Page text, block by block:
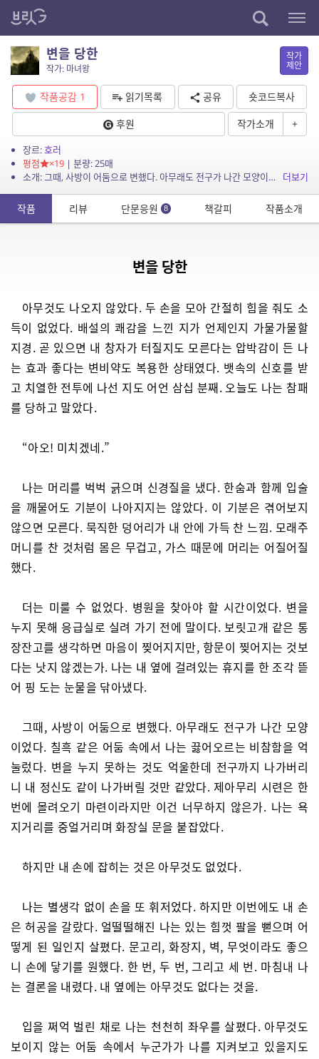
변을 당한
작가: 마녀왕
작가
제안
작품공감 1 읽기목록 공유
숏코드복사
후원
작가소개 +
장르:호러
평점
×19| 분량: 25매
소개: 그때, 사방이 어둠으로 변했다. 아무래도 전구가 나간 모양이었다. 칠흑 같은 어둠 속에서 나는 끓어오르는 비참함을 억눌렀다. 변을 누지 못하는 것도 억울한데 전구까지 나가버리...
더보기
작품 리뷰 단문응원 8 책갈피 작품소개
변을 당한
아무것도 나오지 않았다. 두 손을 모아 간절히 힘을 줘도 소
득이 없었다. 배설의 쾌감을 느낀 지가 언제인지 가물가물할
지경. 곧 있으면 내 창자가 터질지도 모른다는 압박감이 든 나
는 효과 좋다는 변비약도 복용한 상태였다. 뱃속의 신호를 받
고 치열한 전투에 나선 지도 어언 삼십 분째. 오늘도 나는 참패
를 당하고 말았다.
“아오! 미치겠네.”
나는 머리를 벅벅 긁으며 신경질을 냈다. 한숨과 함께 입술
을 깨물어도 기분이 나아지지는 않았다. 이 기분은 겪어보지
않으면 모른다. 묵직한 덩어리가 내 안에 가득 찬 느낌. 모래주
머니를 찬 것처럼 몸은 무겁고, 가스 때문에 머리는 어질어질
했다.
더는 미룰 수 없었다. 병원을 찾아야 할 시간이었다. 변을
누지 못해 응급실로 실려 가기 전에 말이다. 보릿고개 같은 통
장잔고를 생각하면 마음이 찢어지지만, 항문이 찢어지는 것보
다는 낫지 않겠는가. 나는 내 옆에 걸려있는 휴지를 한 조각 뜯
어 핑 도는 눈물을 닦아냈다.
그때, 사방이 어둠으로 변했다. 아무래도 전구가 나간 모양
이었다. 칠흑 같은 어둠 속에서 나는 끓어오르는 비참함을 억
눌렀다. 변을 누지 못하는 것도 억울한데 전구까지 나가버리
니 내 정신도 같이 나가버릴 것만 같았다. 제아무리 시련은 한
번에 몰려오기 마련이라지만 이건 너무하지 않은가. 나는 욕
지거리를 중얼거리며 화장실 문을 붙잡았다.
하지만 내 손에 잡히는 것은 아무것도 없었다.
나는 별생각 없이 손을 또 휘저었다. 하지만 이번에도 내 손
은 허공을 갈랐다. 얼떨떨해진 나는 있는 힘껏 팔을 뻗으며 어
떻게 된 일인지 살폈다. 문고리, 화장지, 벽, 무엇이라도 좋으
니 손에 닿기를 원했다. 한 번, 두 번, 그리고 세 번. 마침내 나
는 결론을 내렸다. 내 옆에는 아무것도 없다는 것을.
입을 쩌억 벌린 채로 나는 천천히 좌우를 살폈다. 아무것도
보이지 않는 어둠 속에서 누군가가 나를 지켜보고 있을지도